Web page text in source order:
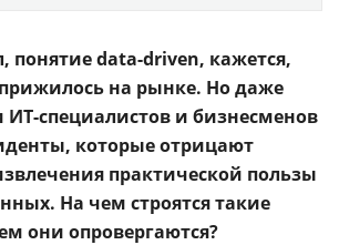
понятие data-driven, кажется,
на рынке. Но даже
ИТ-специалистов и бизнесменов
которые отрицают
практической пользы
На чем строятся такие
они опровергаются?